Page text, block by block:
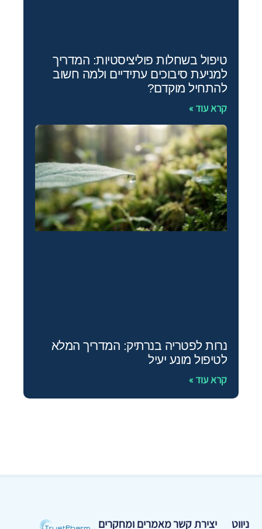
טיפול בשחלות פוליציסטיות: המדריך
למניעת סיבוכים עתידיים ולמה חשוב
להתחיל מוקדם?
קרא עוד »
נרות לפטריה בנרתיק: המדריך המלא
לטיפול מונע יעיל
קרא עוד »
ניווט
יצירת קשרמאמרים ומחקרים